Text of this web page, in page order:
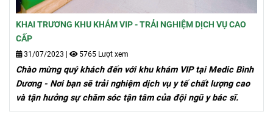
KHAI TRƯƠNG KHU KHÁM VIP - TRẢI NGHIỆM DỊCH VỤ CAO
CẤP
31/07/2023 5765 Lượt xem
Chào mừng quý khách đến với khu khám VIP tại Medic Bình
Dương - Nơi bạn sẽ trải nghiệm dịch vụ y tế chất lượng cao
và tận hưởng sự chăm sóc tận tâm của đội ngũ y bác sĩ.